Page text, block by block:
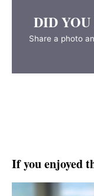
DID
Share a photo
If you enjoyed